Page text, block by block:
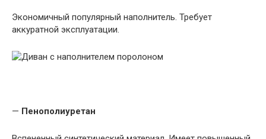
Экономичный популярный наполнитель. Требует
аккуратной эксплуатации.
— Пенополиуретан